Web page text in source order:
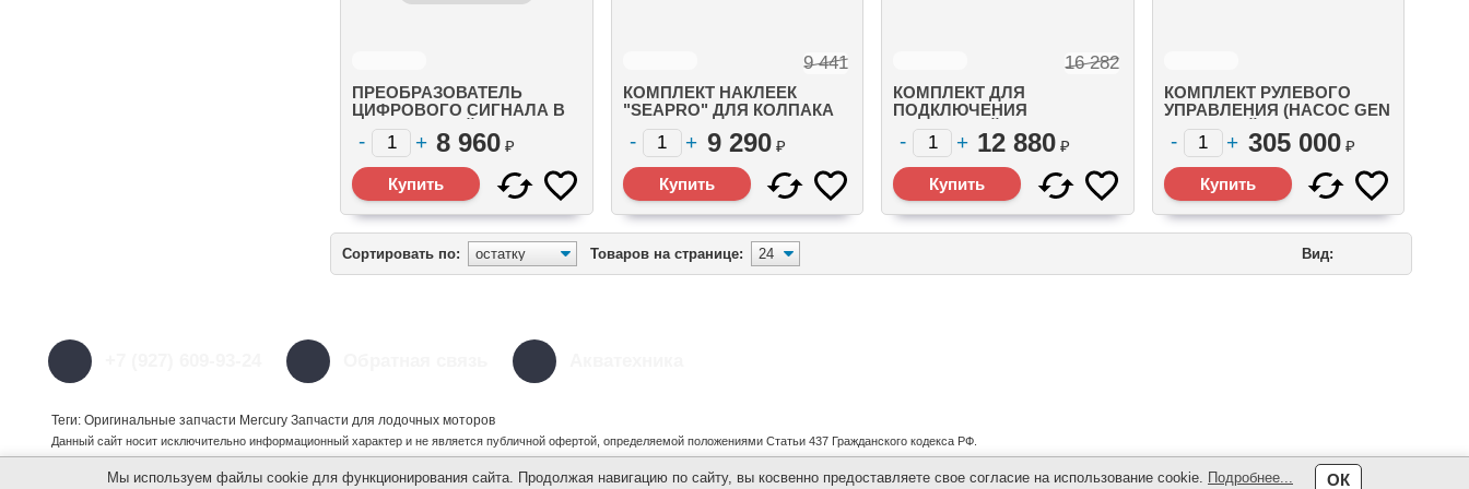
ПРЕОБРАЗОВАТЕЛЬ
ЦИФРОВОГО СИГНАЛА В
АНАЛОГОВЫЙ ДАТЧИК
ТРИМА OPTIMAX V-6
(8M0111837)
8 960 ₽
КОМПЛЕКТ НАКЛЕЕК
"SEAPRO" ДЛЯ КОЛПАКА
F150 (8M0098615)
9 441
9 290 ₽
КОМПЛЕКТ ДЛЯ
ПОДКЛЮЧЕНИЯ
УКАЗАТЕЛЕЙ SC100
(8M0052774)
16 282
12 880 ₽
КОМПЛЕКТ РУЛЕВОГО
УПРАВЛЕНИЯ (НАСОС GEN
B, ПРЯМОЙ РЕДУКТОР
40CC, СИГ.КАБЕЛЬ 20 FT,
МАСЛО) 1-МОТОРНЫЙ 12
FT (3.7 М.) (892380K11)
305 000 ₽
Сортировать по: Товаров на странице: Вид:
Теги: Оригинальные запчасти Mercury Запчасти для лодочных моторов
Данный сайт носит исключительно информационный характер и не является публичной офертой, определяемой положениями Статьи 437 Гражданского кодекса РФ.
https://my-kater.ru Политика конфиденциальности и cookies | Работает на платформе 5CMS
Мы используем файлы cookie для функционирования сайта. Продолжая навигацию по сайту, вы косвенно предоставляете свое согласие на использование cookie. Подробнее... ОК